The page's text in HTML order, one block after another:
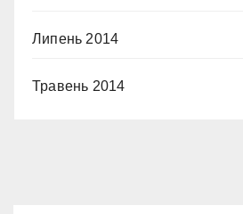
Липень 2014
Травень 2014